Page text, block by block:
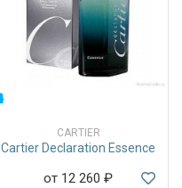
CARTIER
Cartier Declaration Essence
от 12 260 ₽